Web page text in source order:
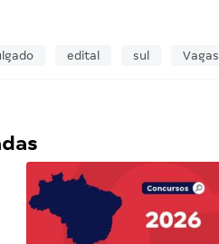
edital sul Vagas